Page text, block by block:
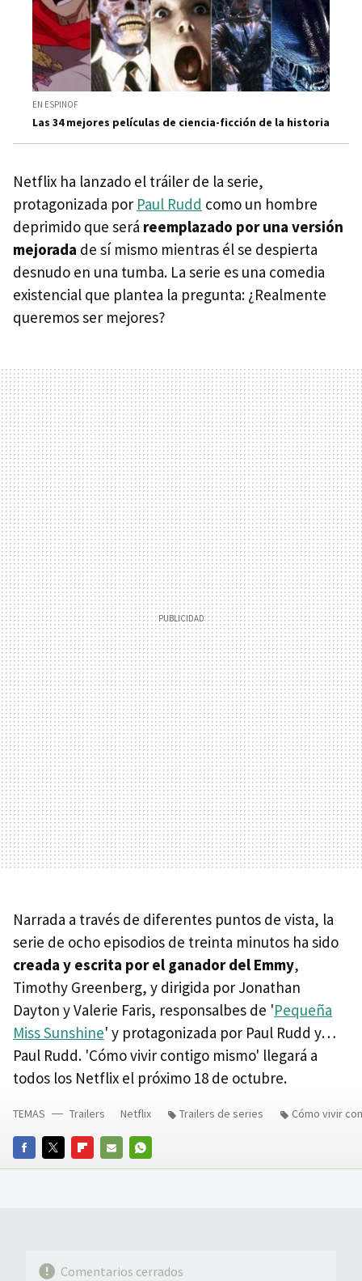
EN ESPINOF
Las 34 mejores películas de ciencia-ficción de la historia
Netflix ha lanzado el tráiler de la serie,
protagonizada por Paul Rudd como un hombre
deprimido que será reemplazado por una versión
mejorada de sí mismo mientras él se despierta
desnudo en una tumba. La serie es una comedia
existencial que plantea la pregunta: ¿Realmente
queremos ser mejores?
Narrada a través de diferentes puntos de vista, la
serie de ocho episodios de treinta minutos ha sido
creada y escrita por el ganador del Emmy,
Timothy Greenberg, y dirigida por Jonathan
Dayton y Valerie Faris, responsalbes de 'Pequeña
Miss Sunshine' y protagonizada por Paul Rudd y…
Paul Rudd. 'Cómo vivir contigo mismo' llegará a
todos los Netflix el próximo 18 de octubre.
FACEBOOKTWITTERFLIPBOARD
E-
WHATSAPP
TEMAS Trailers Netflix Trailers de series Cómo vivir
Comentarios cerrados